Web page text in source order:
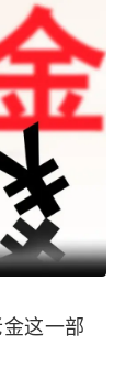
这一部